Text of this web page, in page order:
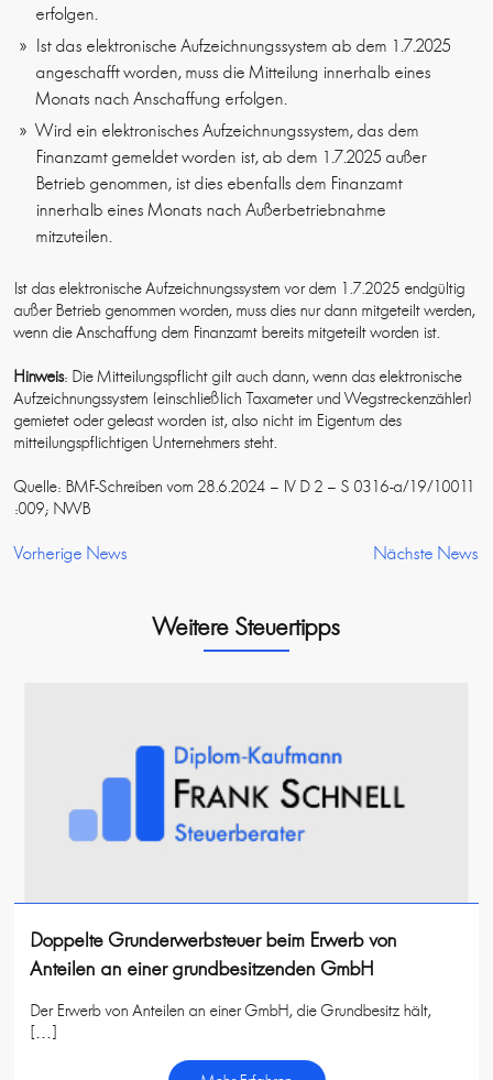
erfolgen.
Ist das elektronische Aufzeichnungssystem ab dem 1.7.2025
angeschafft worden, muss die Mitteilung innerhalb eines
Monats nach Anschaffung erfolgen.
Wird ein elektronisches Aufzeichnungssystem, das dem
Finanzamt gemeldet worden ist, ab dem 1.7.2025 außer
Betrieb genommen, ist dies ebenfalls dem Finanzamt
innerhalb eines Monats nach Außerbetriebnahme
mitzuteilen.
Ist das elektronische Aufzeichnungssystem vor dem 1.7.2025 endgültig
außer Betrieb genommen worden, muss dies nur dann mitgeteilt werden,
wenn die Anschaffung dem Finanzamt bereits mitgeteilt worden ist.
Hinweis: Die Mitteilungspflicht gilt auch dann, wenn das elektronische
Aufzeichnungssystem (einschließlich Taxameter und Wegstreckenzähler)
gemietet oder geleast worden ist, also nicht im Eigentum des
mitteilungspflichtigen Unternehmers steht.
Quelle: BMF-Schreiben vom 28.6.2024 – IV D 2 – S 0316-a/19/10011
:009; NWB
Vorherige News Nächste News
Weitere Steuertipps
Doppelte Grunderwerbsteuer beim Erwerb von
Anteilen an einer grundbesitzenden GmbH
Der Erwerb von Anteilen an einer GmbH, die Grundbesitz hält,
[…]